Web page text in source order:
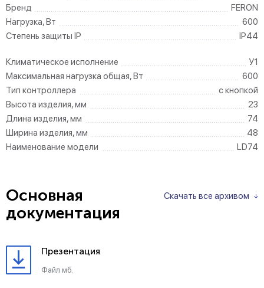
Бренд
FERON
Нагрузка, Вт
600
Степень защиты IP
IP44
Климатическое исполнение
У1
Максимальная нагрузка общая, Вт
600
Тип контроллера
с кнопкой
Высота изделия, мм
23
Длина изделия, мм
74
Ширина изделия, мм
48
Наименование модели
LD74
Скачать все архивом
Основная
документация
Презентация
Файл мб.